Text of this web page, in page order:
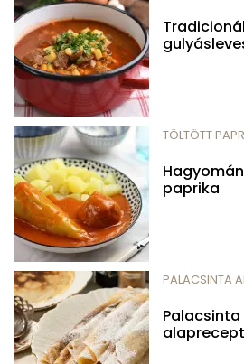
TÖLTÖTT
paprika
PALACSINTA
Palacsinta
alaprecept